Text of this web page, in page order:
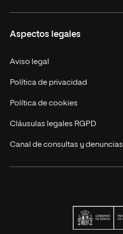
Trabaja en UNIR
Actualidad UNIR
Contáctanos
Aspectos legales
Aviso legal
Política de privacidad
Política de cookies
Cláusulas legales RGPD
Canal de consultas y denuncias